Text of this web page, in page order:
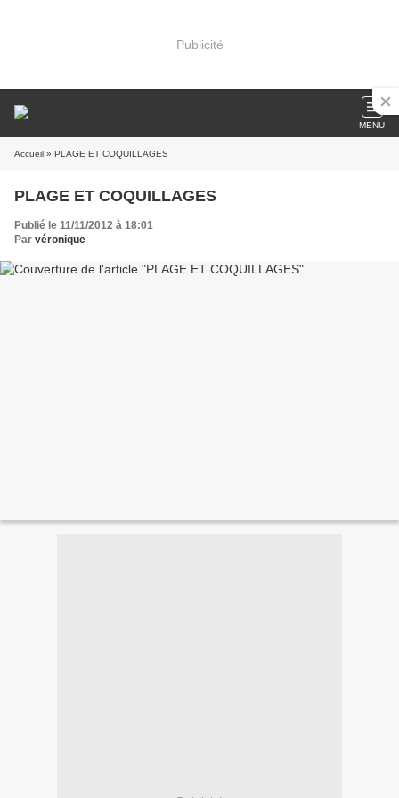
Publicité
MENU
Accueil » PLAGE ET COQUILLAGES
PLAGE ET COQUILLAGES
Publié le 11/11/2012 à 18:01
Par véronique